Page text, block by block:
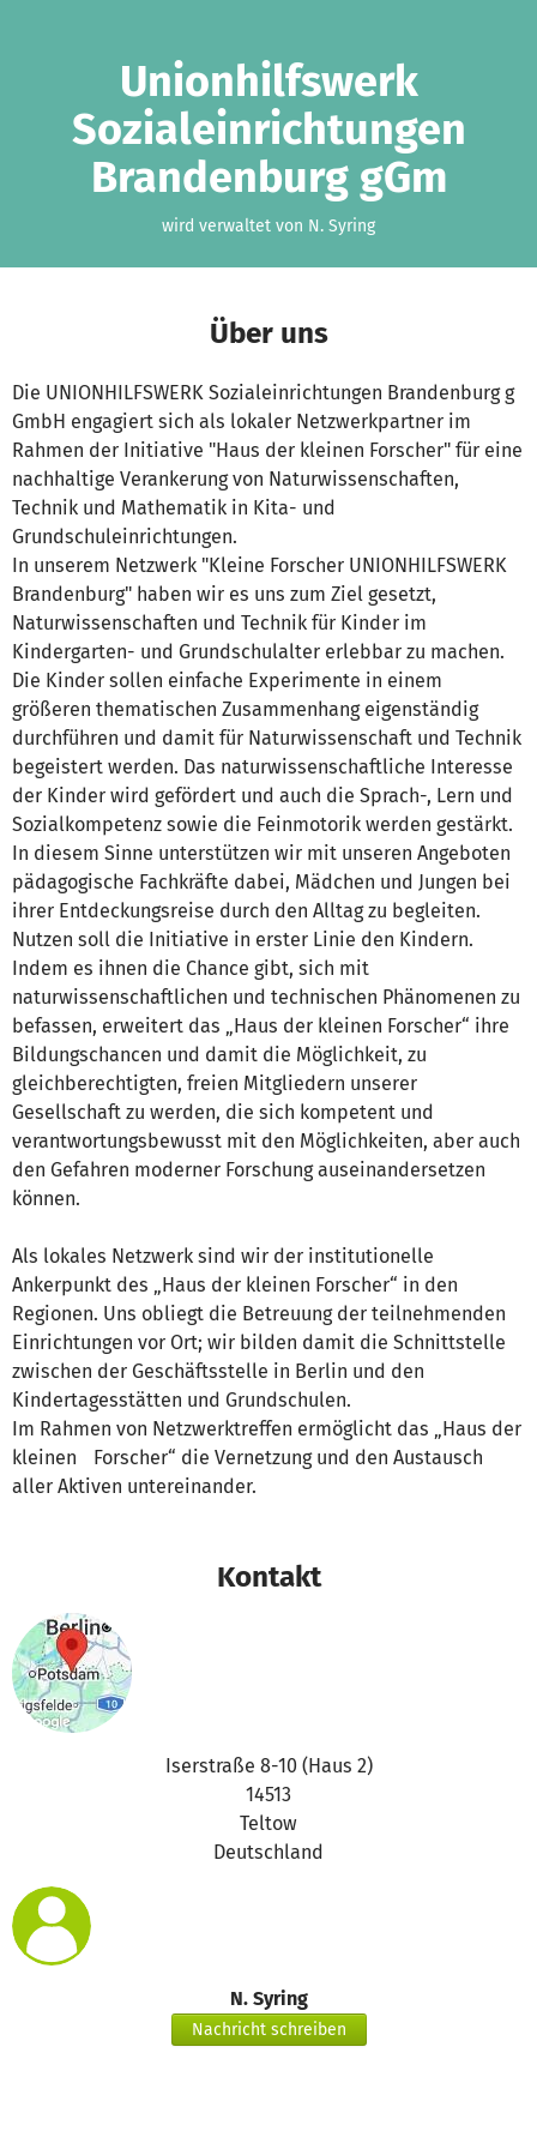
Unionhilfswerk
Sozialeinrichtungen
Brandenburg gGm
wird verwaltet von N. Syring
Über uns
Die UNIONHILFSWERK Sozialeinrichtungen Brandenburg g
GmbH engagiert sich als lokaler Netzwerkpartner im
Rahmen der Initiative "Haus der kleinen Forscher" für eine
nachhaltige Verankerung von Naturwissenschaften,
Technik und Mathematik in Kita- und
Grundschuleinrichtungen.
In unserem Netzwerk "Kleine Forscher UNIONHILFSWERK
Brandenburg" haben wir es uns zum Ziel gesetzt,
Naturwissenschaften und Technik für Kinder im
Kindergarten- und Grundschulalter erlebbar zu machen.
Die Kinder sollen einfache Experimente in einem
größeren thematischen Zusammenhang eigenständig
durchführen und damit für Naturwissenschaft und Technik
begeistert werden. Das naturwissenschaftliche Interesse
der Kinder wird gefördert und auch die Sprach-, Lern und
Sozialkompetenz sowie die Feinmotorik werden gestärkt.
In diesem Sinne unterstützen wir mit unseren Angeboten
pädagogische Fachkräfte dabei, Mädchen und Jungen bei
ihrer Entdeckungsreise durch den Alltag zu begleiten.
Nutzen soll die Initiative in erster Linie den Kindern.
Indem es ihnen die Chance gibt, sich mit
naturwissenschaftlichen und technischen Phänomenen zu
befassen, erweitert das „Haus der kleinen Forscher“ ihre
Bildungschancen und damit die Möglichkeit, zu
gleichberechtigten, freien Mitgliedern unserer
Gesellschaft zu werden, die sich kompetent und
verantwortungsbewusst mit den Möglichkeiten, aber auch
den Gefahren moderner Forschung auseinandersetzen
können.
Als lokales Netzwerk sind wir der institutionelle
Ankerpunkt des „Haus der kleinen Forscher“ in den
Regionen. Uns obliegt die Betreuung der teilnehmenden
Einrichtungen vor Ort; wir bilden damit die Schnittstelle
zwischen der Geschäftsstelle in Berlin und den
Kindertagesstätten und Grundschulen.
Im Rahmen von Netzwerktreffen ermöglicht das „Haus der
kleinen Forscher“ die Vernetzung und den Austausch
aller Aktiven untereinander.
Kontakt
Iserstraße 8-10 (Haus 2)
14513
Teltow
Deutschland
N. Syring
Nachricht schreiben